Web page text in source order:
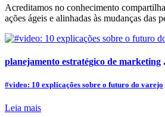
Acreditamos no conhecimento
ações ágeis e alinhadas às mudanças das
planejamento estratégico de marketing
#video: 10 explicações sobre o futuro do varejo
Leia mais